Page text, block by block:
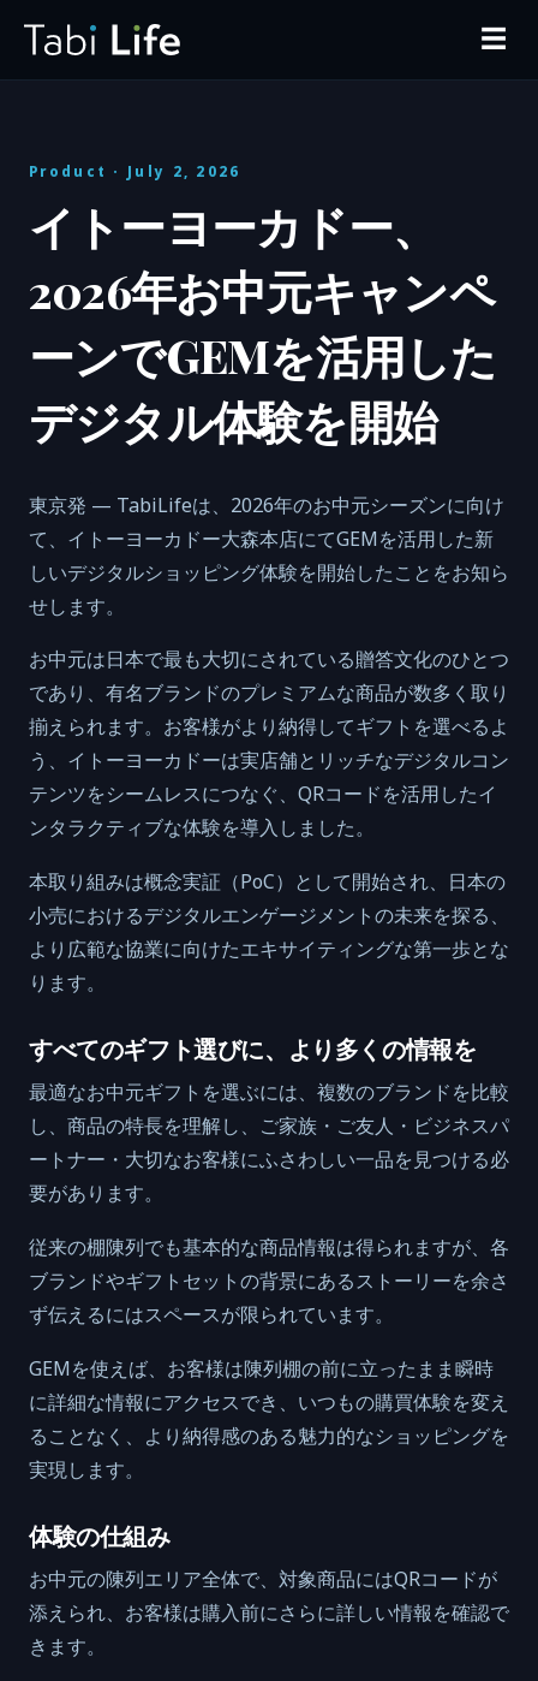
☰
Product · July 2, 2026
イトーヨーカドー、
2026年お中元キャンペ
ーンでGEMを活用した
デジタル体験を開始
東京発 — TabiLifeは、2026年のお中元シーズンに向け
て、イトーヨーカドー大森本店にてGEMを活用した新
しいデジタルショッピング体験を開始したことをお知ら
せします。
お中元は日本で最も大切にされている贈答文化のひとつ
であり、有名ブランドのプレミアムな商品が数多く取り
揃えられます。お客様がより納得してギフトを選べるよ
う、イトーヨーカドーは実店舗とリッチなデジタルコン
テンツをシームレスにつなぐ、QRコードを活用したイ
ンタラクティブな体験を導入しました。
本取り組みは概念実証（PoC）として開始され、日本の
小売におけるデジタルエンゲージメントの未来を探る、
より広範な協業に向けたエキサイティングな第一歩とな
ります。
すべてのギフト選びに、より多くの情報を
最適なお中元ギフトを選ぶには、複数のブランドを比較
し、商品の特長を理解し、ご家族・ご友人・ビジネスパ
ートナー・大切なお客様にふさわしい一品を見つける必
要があります。
従来の棚陳列でも基本的な商品情報は得られますが、各
ブランドやギフトセットの背景にあるストーリーを余さ
ず伝えるにはスペースが限られています。
GEMを使えば、お客様は陳列棚の前に立ったまま瞬時
に詳細な情報にアクセスでき、いつもの購買体験を変え
ることなく、より納得感のある魅力的なショッピングを
実現します。
体験の仕組み
お中元の陳列エリア全体で、対象商品にはQRコードが
添えられ、お客様は購入前にさらに詳しい情報を確認で
きます。